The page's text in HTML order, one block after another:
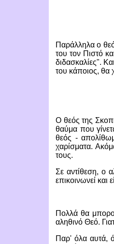
Παράλληλα ο
του τον Πιστό
διδασκαλίες".
του κάποιος, θα
Ο θεός της
θαύμα που
θεός -
χαρίσματα.
τους.
Σε αντίθεση, ο
επικοινωνεί
Πολλά θα
αληθινό Θεό.
Παρ' όλα αυτά,